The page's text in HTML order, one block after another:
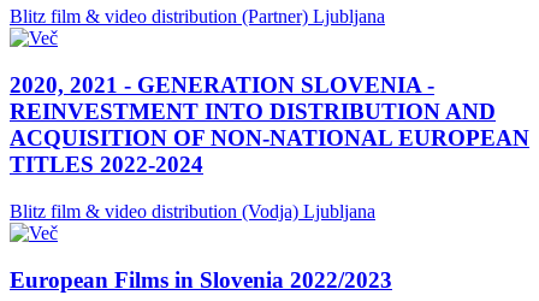
Blitz film & video distribution (Partner) Ljubljana
2020, 2021 - GENERATION SLOVENIA -
REINVESTMENT INTO DISTRIBUTION AND
ACQUISITION OF NON-NATIONAL EUROPEAN
TITLES 2022-2024
Blitz film & video distribution (Vodja) Ljubljana
European Films in Slovenia 2022/2023